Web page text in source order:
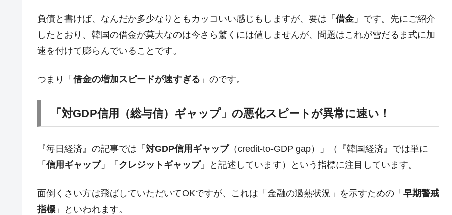
『Money1』 韓国鉄鋼最大手『POSCO』ズブズブ沈む。営業利益80.2％も減少
する差別。許してはおかぬ
『Money1』 韓国半導体『SKハイニックス』2026年2Qの業績「史上最高益」当期純利益は前年同期比13.4倍に。
『Money1』
【速報】韓国株式市場の暴落・本日07月29日(水)もサイドカー・サーキットブレイカーの二段コンボ
発動！
『Money1』 韓国「株式市場が賭博場のように変質したのは政界の責任だ」
負債と書けば、なんだか多少なりともカッコいい感じもしますが、要は「 借金」です。先にご紹介
したとおり、韓国の借金が莫大なのは今さら驚くには値しませんが、問題はこれが雪だるま式に加
速を付けて膨らんでいることです。
つまり「 借金の増加スピードが速すぎる 」のです。
「 対GDP信用（総与信）ギャップ」の悪化スピートが異常に速い！
『毎日経済』の記事では「 対GDP信用ギャップ（credit-to-GDP gap）」（『韓国経済』では単に
「 信用ギャップ」「 クレジットギャップ」と記述しています）という指標に注目しています。
面倒くさい方は飛ばしていただいてOKですが、これは「金融の過熱状況」を示すための「 早期警戒
指標 」といわれます。